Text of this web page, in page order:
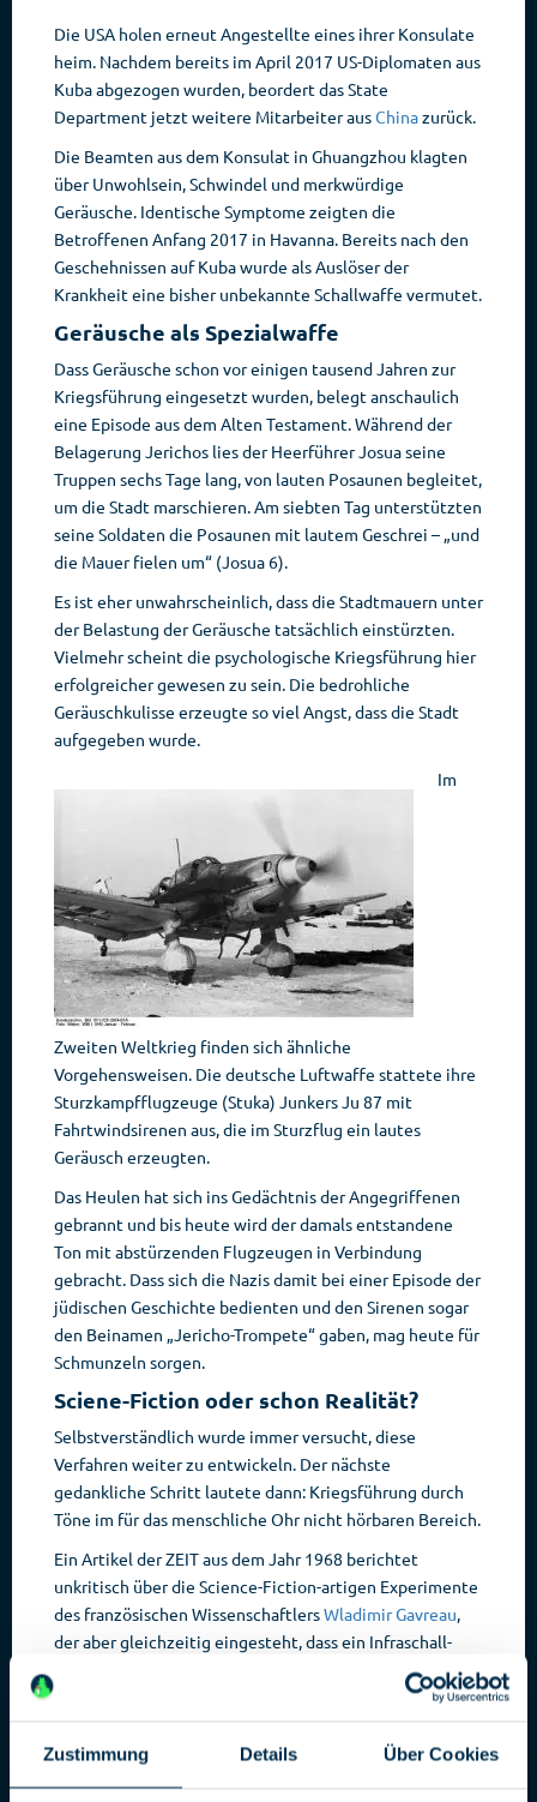
Zustimmung Details Über Cookies
Die USA holen erneut Angestellte eines ihrer Konsulate
heim. Nachdem bereits im April 2017 US-Diplomaten aus
Kuba abgezogen wurden, beordert das State
Department jetzt weitere Mitarbeiter ausChinazurück.
Die Beamten aus dem Konsulat in Ghuangzhou klagten
über Unwohlsein, Schwindel und merkwürdige
Geräusche. Identische Symptome zeigten die
Betroffenen Anfang 2017 in Havanna. Bereits nach den
Geschehnissen auf Kuba wurde als Auslöser der
Krankheit eine bisher unbekannte Schallwaffe vermutet.
Geräusche als Spezialwaffe
Dass Geräusche schon vor einigen tausend Jahren zur
Kriegsführung eingesetzt wurden, belegt anschaulich
eine Episode aus dem Alten Testament. Während der
Belagerung Jerichos lies der Heerführer Josua seine
Truppen sechs Tage lang, von lauten Posaunen begleitet,
um die Stadt marschieren. Am siebten Tag unterstützten
seine Soldaten die Posaunen mit lautem Geschrei – „und
die Mauer fielen um“ (Josua 6).
Es ist eher unwahrscheinlich, dass die Stadtmauern unter
der Belastung der Geräusche tatsächlich einstürzten.
Vielmehr scheint die psychologische Kriegsführung hier
erfolgreicher gewesen zu sein. Die bedrohliche
Geräuschkulisse erzeugte so viel Angst, dass die Stadt
aufgegeben wurde.
Im
Zweiten Weltkrieg finden sich ähnliche
Vorgehensweisen. Die deutsche Luftwaffe stattete ihre
Sturzkampfflugzeuge (Stuka) Junkers Ju 87 mit
Fahrtwindsirenen aus, die im Sturzflug ein lautes
Geräusch erzeugten.
Das Heulen hat sich ins Gedächtnis der Angegriffenen
gebrannt und bis heute wird der damals entstandene
Ton mit abstürzenden Flugzeugen in Verbindung
gebracht. Dass sich die Nazis damit bei einer Episode der
jüdischen Geschichte bedienten und den Sirenen sogar
den Beinamen „Jericho-Trompete“ gaben, mag heute für
Schmunzeln sorgen.
Sciene-Fiction oder schon Realität?
Selbstverständlich wurde immer versucht, diese
Verfahren weiter zu entwickeln. Der nächste
gedankliche Schritt lautete dann: Kriegsführung durch
Töne im für das menschliche Ohr nicht hörbaren Bereich.
Ein Artikel der ZEIT aus dem Jahr 1968 berichtet
unkritisch über die Science-Fiction-artigen Experimente
des französischen WissenschaftlersWladimir Gavreau,
der aber gleichzeitig eingesteht, dass ein Infraschall-
immer wieder bemüht. So auch im Fall der erkrankten
Diplomaten auf Kuba und in China. Fakt ist – und das